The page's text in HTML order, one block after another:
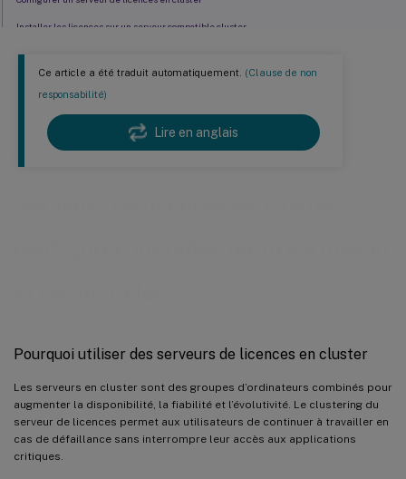
Ce article a été traduit automatiquement. (Clause de non
responsabilité)
Lire en anglais
Pourquoi utiliser des serveurs de licences en cluster
Les serveurs en cluster sont des groupes d’ordinateurs combinés pour
augmenter la disponibilité, la fiabilité et l’évolutivité. Le clustering du
serveur de licences permet aux utilisateurs de continuer à travailler en
cas de défaillance sans interrompre leur accès aux applications
critiques.
Installer les licences sur un serveur compatible cluster
Ouvrir la console ou exécuter des commandes
Mettre à niveau un Serveur de licences en cluster